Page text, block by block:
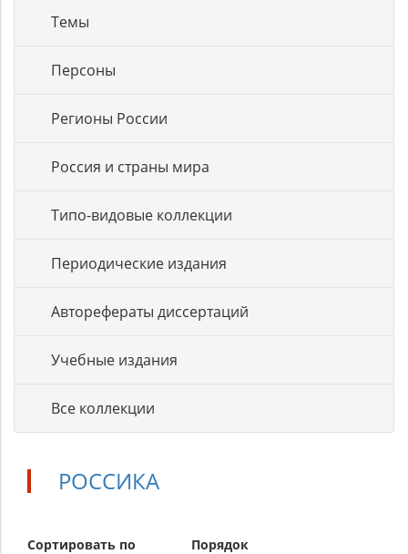
Темы
Персоны
Регионы России
Россия и страны мира
Типо-видовые коллекции
Периодические издания
Авторефераты диссертаций
Учебные издания
Все коллекции
РОССИКА
Сортировать по Порядок